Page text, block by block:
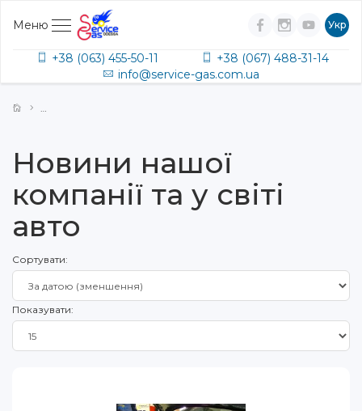
Меню Укр
+38 (063) 455-50-11
+38 (067) 488-31-14
info@service-gas.com.ua
Новини нашої
компанії та у світі
авто
Сортувати:
Показувати: